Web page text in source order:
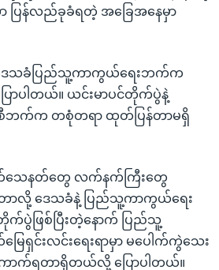
ပြန်လည်ခုခံရတဲ့ အခြေအနေမှာ
ေသခံပြည်သူ့ကာကွယ်ရေးဘက်က
ပါတယ်။ ယင်းမာပင်တိုက်ပွဲနဲ့
က်က တစုံတရာ ထုတ်ပြန်တာမရှိ
သေနတ်တွေ လက်နက်ကြီးတွေ
တာလို့ ဒေသခံနဲ့ ပြည်သူ့ကာကွယ်ရေး
ပွဲဖြစ်ပြီးတဲ့နောက် ပြည်သူ့
ရှင်းလင်းရေးရာမှာ မပေါက်ကွဲသေး
က်ရတာရှိတယ်လို့ ပြောပါတယ်။